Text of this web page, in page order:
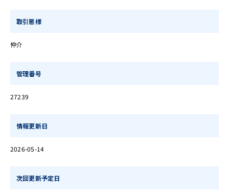
取引態様
仲介
管理番号
27239
情報更新日
2026-05-14
次回更新予定日